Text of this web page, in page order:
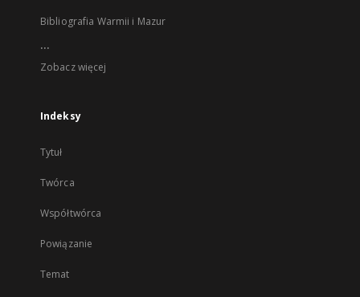
Bibliografia Warmii i Mazur
...
Zobacz więcej
Indeksy
Tytuł
Twórca
Współtwórca
Powiązanie
Temat